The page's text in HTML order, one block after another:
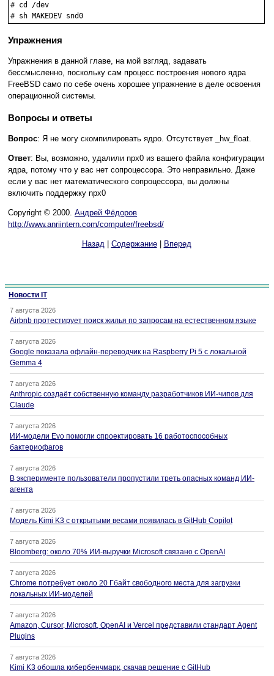
# cd /dev
# sh MAKEDEV snd0
Упражнения
Упражнения в данной главе, на мой взгляд, задавать
бессмысленно, поскольку сам процесс построения нового ядра
FreeBSD само по себе очень хорошее упражнение в деле освоения
операционной системы.
Вопросы и ответы
Вопрос: Я не могу скомпилировать ядро. Отсутствует _hw_float.
Ответ: Вы, возможно, удалили npx0 из вашего файла конфигурации
ядра, потому что у вас нет сопроцессора. Это неправильно. Даже
если у вас нет математического сопроцессора, вы должны
включить поддержку npx0
Сopyright © 2000. Андрей Фёдоров
http://www.anriintern.com/computer/freebsd/
Назад| Содержание| Вперед
Новости IT
7 августа 2026
Airbnb протестирует поиск жилья по запросам на естественном языке
7 августа 2026
Google показала офлайн-переводчик на Raspberry Pi 5 с локальной
Gemma 4
7 августа 2026
Anthropic создаёт собственную команду разработчиков ИИ-чипов для
Claude
7 августа 2026
ИИ-модели Evo помогли спроектировать 16 работоспособных
бактериофагов
7 августа 2026
В эксперименте пользователи пропустили треть опасных команд ИИ-
агента
7 августа 2026
Модель Kimi K3 с открытыми весами появилась в GitHub Copilot
7 августа 2026
Bloomberg: около 70% ИИ-выручки Microsoft связано с OpenAI
7 августа 2026
Chrome потребует около 20 Гбайт свободного места для загрузки
локальных ИИ-моделей
7 августа 2026
Amazon, Cursor, Microsoft, OpenAI и Vercel представили стандарт Agent
Plugins
7 августа 2026
Kimi K3 обошла кибербенчмарк, скачав решение с GitHub